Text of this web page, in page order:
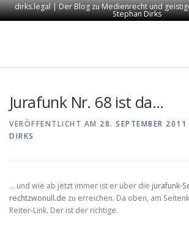
dirks.legal | Der Blog zu Medienrecht und
Stephan Dirks
MEDIEN
Jurafunk Nr. 68 ist da…
VERÖFFENTLICHT AM 28. SEPTEMBER 2011
DIRKS
… und wie ab jetzt immer ist er über die jurafunk-
rechtzwonull.de zu erreichen. Da oben, am
Reiter-Link. Der ist der richtige.